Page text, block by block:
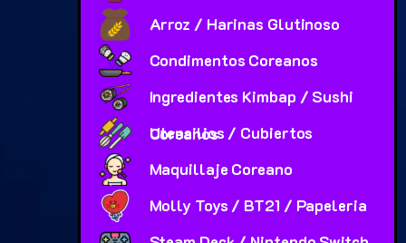
Arroz / Harinas Glutinoso
Condimentos Coreanos
Ingredientes Kimbap / Sushi
Utensilios / Cubiertos Coreanos
Maquillaje Coreano
Molly Toys / BT21 / Papeleria